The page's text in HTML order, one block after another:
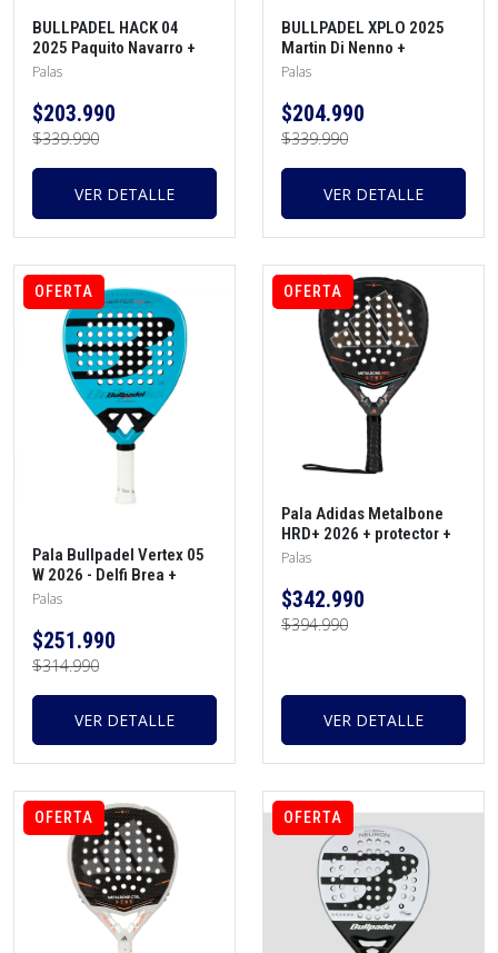
BULLPADEL HACK 04
2025 Paquito Navarro +
Protector + Grip
Palas
$203.990
$339.990
VER DETALLE
BULLPADEL XPLO 2025
Martin Di Nenno +
Protector + Grip
Palas
$204.990
$339.990
VER DETALLE
OFERTA
Pala Bullpadel Vertex 05
W 2026 - Delfi Brea +
protector + overgrip
Palas
$251.990
$314.990
VER DETALLE
OFERTA
Pala Adidas Metalbone
HRD+ 2026 + protector +
morral + overgrip
Palas
$342.990
$394.990
VER DETALLE
OFERTA OFERTA